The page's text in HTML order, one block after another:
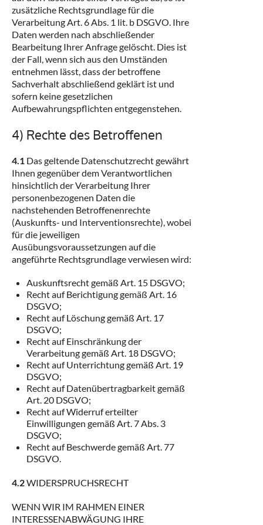
zusätzliche Rechtsgrundlage für die
Verarbeitung Art. 6 Abs. 1 lit. b DSGVO. Ihre
Daten werden nach abschließender
Bearbeitung Ihrer Anfrage gelöscht. Dies ist
der Fall, wenn sich aus den Umständen
entnehmen lässt, dass der betroffene
Sachverhalt abschließend geklärt ist und
sofern keine gesetzlichen
Aufbewahrungspflichten entgegenstehen.
4) Rechte des Betroffenen
4.1 Das geltende Datenschutzrecht gewährt
Ihnen gegenüber dem Verantwortlichen
hinsichtlich der Verarbeitung Ihrer
personenbezogenen Daten die
nachstehenden Betroffenenrechte
(Auskunfts- und Interventionsrechte), wobei
für die jeweiligen
Ausübungsvoraussetzungen auf die
angeführte Rechtsgrundlage verwiesen wird:
Auskunftsrecht gemäß Art. 15 DSGVO;
Recht auf Berichtigung gemäß Art. 16
DSGVO;
Recht auf Löschung gemäß Art. 17
DSGVO;
Recht auf Einschränkung der
Verarbeitung gemäß Art. 18 DSGVO;
Recht auf Unterrichtung gemäß Art. 19
DSGVO;
Recht auf Datenübertragbarkeit gemäß
Art. 20 DSGVO;
Recht auf Widerruf erteilter
Einwilligungen gemäß Art. 7 Abs. 3
DSGVO;
Recht auf Beschwerde gemäß Art. 77
DSGVO.
4.2WIDERSPRUCHSRECHT
WENN WIR IM RAHMEN EINER
INTERESSENABWÄGUNG IHRE